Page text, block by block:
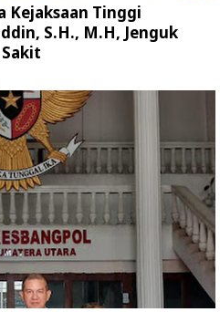
Kejaksaan Tinggi
S.H., M.H, Jenguk